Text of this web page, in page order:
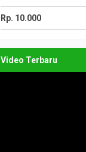
Rp. 10.000
Video Terbaru